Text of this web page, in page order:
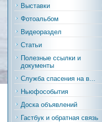
Выставки
Фотоальбом
Видеораздел
Статьи
Полезные ссылки и
документы
Служба спасения на в...
Ньюфособытия
Доска объявлений
Гастбук и обратная связь